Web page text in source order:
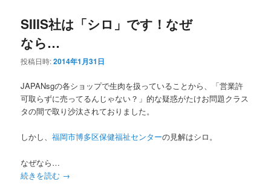
SIIIS社は「シロ」です！なぜ
なら…
投稿日時:2014年1月31日
JAPANsgの各ショップで生肉を扱っていることから、「営業許
可取らずに売ってるんじゃない？」的な疑惑がたけお問題クラス
タの間で取り沙汰されておりました。
しかし、福岡市博多区保健福祉センターの見解はシロ。
なぜなら…
続きを読む →